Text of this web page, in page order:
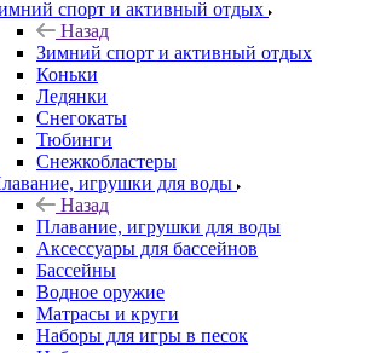
спорт и активный отдых
Назад
Зимний спорт и активный отдых
Коньки
Ледянки
Снегокаты
Тюбинги
Снежкобластеры
игрушки для воды
Назад
Плавание, игрушки для воды
Аксессуары для бассейнов
Бассейны
Водное оружие
Матрасы и круги
Наборы для игры в песок